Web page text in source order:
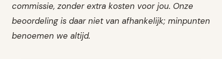
commissie, zonder extra kosten voor jou. Onze
beoordeling is daar niet van afhankelijk; minpunten
benoemen we altijd.